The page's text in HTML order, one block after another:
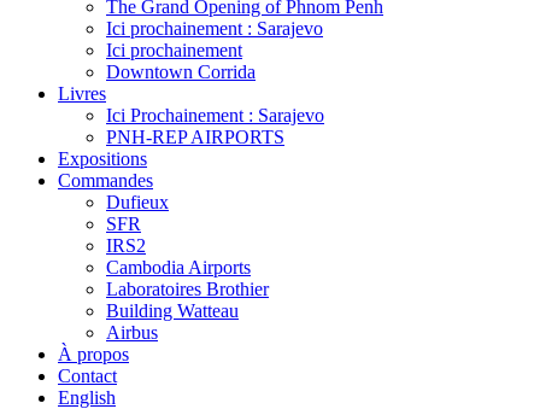
The Grand Opening of Phnom Penh
Ici prochainement : Sarajevo
Ici prochainement
Downtown Corrida
Livres
Ici Prochainement : Sarajevo
PNH-REP AIRPORTS
Expositions
Commandes
Dufieux
SFR
IRS2
Cambodia Airports
Laboratoires Brothier
Building Watteau
Airbus
À propos
Contact
English